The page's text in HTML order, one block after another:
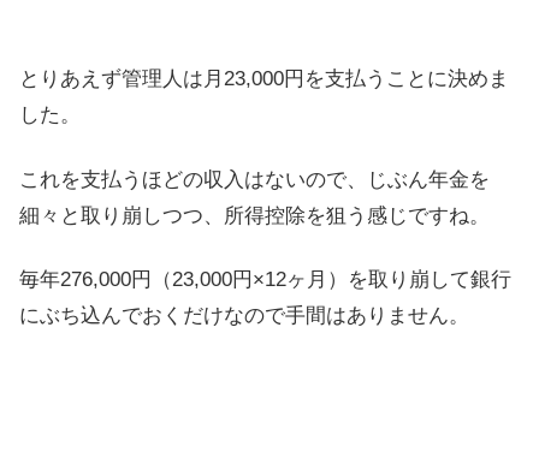
とりあえず管理人は月23,000円を支払うことに決めま
した。
これを支払うほどの収入はないので、じぶん年金を
細々と取り崩しつつ、所得控除を狙う感じですね。
毎年276,000円（23,000円×12ヶ月）を取り崩して銀行
にぶち込んでおくだけなので手間はありません。